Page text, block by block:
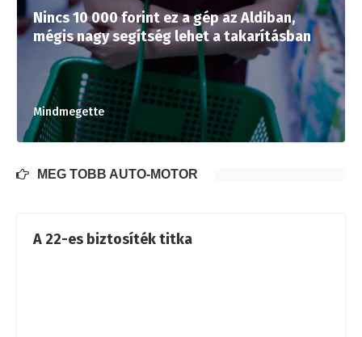
Nincs 10 000 forint ez a gép az Aldiban,
mégis nagy segítség lehet a takarításban
Mindmegette
MÉG TÖBB AUTÓ-MOTOR
A 22-es biztosíték titka